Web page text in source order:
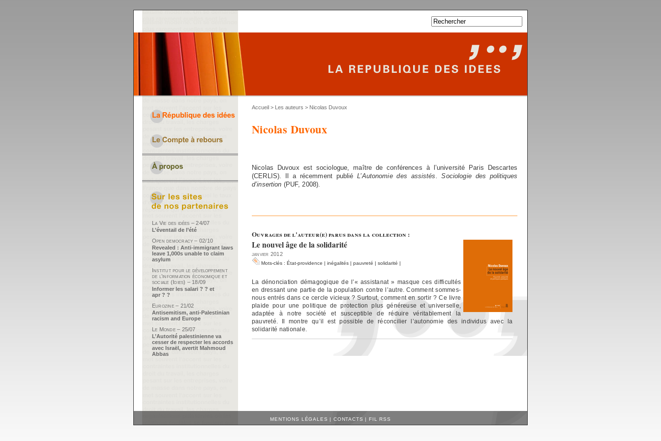
Accueil > Les auteurs > Nicolas Duvoux
Nicolas Duvoux
Nicolas Duvoux est sociologue, maître de conférences à l’université Paris Descartes
(CERLIS). Il a récemment publiéL’Autonomie des assistés. Sociologie des politiques
d’insertion (PUF, 2008).
Ouvrages de l'auteur(e) parus dans la collection :
Le nouvel âge de la solidarité
janvier 2012
Mots-clés : État-providence | inégalités | pauvreté | solidarité |
La dénonciation démagogique de l’« assistanat » masque ces difficultés
en dressant une partie de la population contre l’autre. Comment sommes-
nous entrés dans ce cercle vicieux ? Surtout, comment en sortir ? Ce livre
plaide pour une politique de protection plus généreuse et universelle,
adaptée à notre société et susceptible de réduire véritablement la
pauvreté. Il montre qu’il est possible de réconcilier l’autonomie des individus avec la
solidarité nationale.
La Vie des idées – 24/07
L’éventail de l’été
Open democracy – 02/10
Revealed : Anti-immigrant laws
leave 1,000s unable to claim
asylum
Institut pour le développement
de l’information économique et
sociale (Idies) – 18/09
Informer les salari ? ? et
apr ? ?
Eurozine – 21/02
Antisemitism, anti-Palestinian
racism and Europe
Le Monde – 25/07
L’Autorité palestinienne va
cesser de respecter les accords
avec Israël, avertit Mahmoud
Abbas
MENTIONS LÉGALES | CONTACTS | FIL RSS